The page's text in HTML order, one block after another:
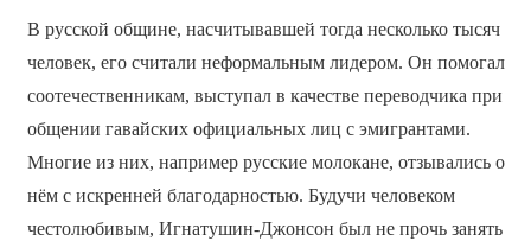
В русской общине, насчитывавшей тогда несколько тысяч
человек, его считали неформальным лидером. Он помогал
соотечественникам, выступал в качестве переводчика при
общении гавайских официальных лиц с эмигрантами.
Многие из них, например русские молокане, отзывались о
нём с искренней благодарностью. Будучи человеком
честолюбивым, Игнатушин-Джонсон был не прочь занять